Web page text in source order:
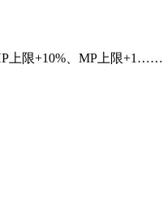
上限+10%、MP上限+1……